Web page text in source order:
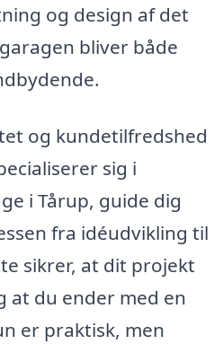
og design af det
bliver både
og kundetilfredshed
sig i
i Tårup, guide dig
fra idéudvikling til
sikrer, at dit projekt
at du ender med en
er praktisk, men